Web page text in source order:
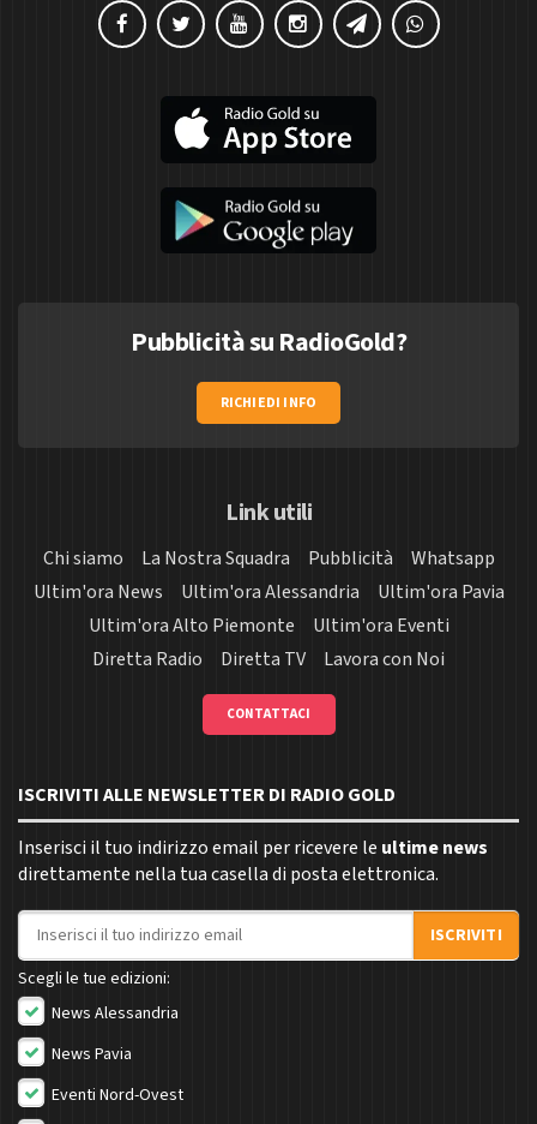
Pubblicità su RadioGold?
RICHIEDI INFO
Link utili
Chi siamo La Nostra Squadra Pubblicità
Whatsapp
Ultim'ora News
Ultim'ora Alessandria
Ultim'ora Pavia
Ultim'ora Alto Piemonte
Ultim'ora Eventi
Diretta Radio
Diretta TV Lavora con Noi
CONTATTACI
ISCRIVITI ALLE NEWSLETTER DI RADIO GOLD
Inserisci il tuo indirizzo email per ricevere le ultime news
direttamente nella tua casella di posta elettronica.
Indirizzo email
ISCRIVITI
Scegli le tue edizioni:
News Alessandria
News Pavia
Eventi Nord-Ovest